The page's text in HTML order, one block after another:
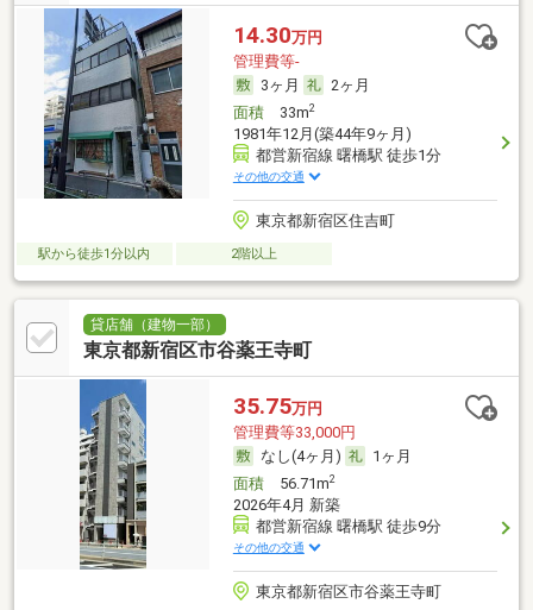
14.30万円
管理費等-
3ヶ月
2ヶ月
面積33m2
1981年12月(築44年9ヶ月)
都営新宿線 曙橋駅 徒歩1分
その他の交通
東京都新宿区住吉町
駅から徒歩1分以内 2階以上
貸店舗（建物一部）
東京都新宿区市谷薬王寺町
35.75万円
管理費等33,000円
なし(4ヶ月)
1ヶ月
面積56.71m2
2026年4月 新築
都営新宿線 曙橋駅 徒歩9分
その他の交通
東京都新宿区市谷薬王寺町